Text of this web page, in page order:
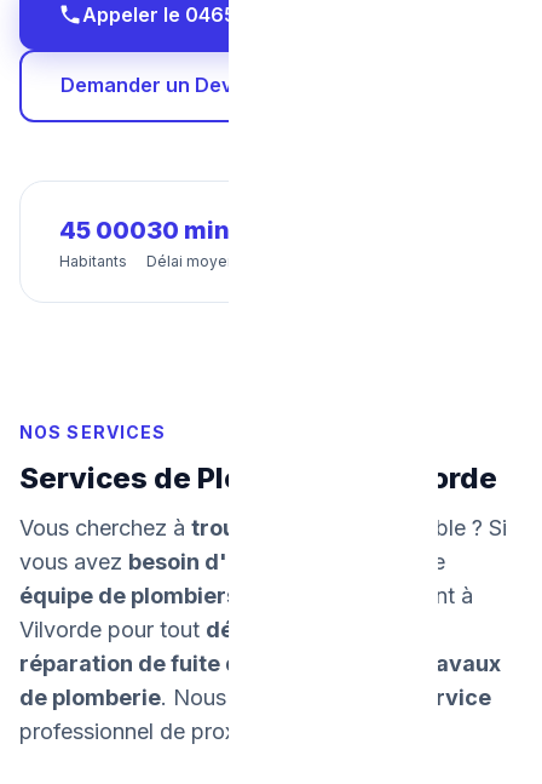
Appeler le 0465 68 51 58
Demander un Devis Gratuit
45 000
Habitants
30 min
Délai moyen
NOS SERVICES
Services de Plomberie à Vilvorde
Vous cherchez à trouver un plombier
fiable ? Si
vous avez besoin d'un dépannage
, notre
équipe de plombiers
intervient rapidement à
Vilvorde pour tout dépannage urgent
réparation de fuite d'eau
travaux
de plomberie. Nous
garantissons un service
professionnel de proximité.